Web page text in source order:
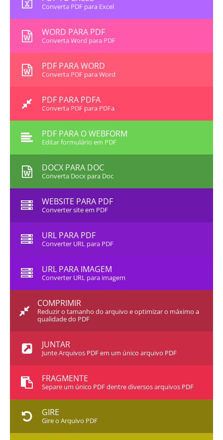
Converta PDF para Excel
WORD PARA PDF
Converta Word para PDF
PDF PARA WORD
Converta PDF para Word
PDF PARA PDFA
Converta PDF para PDFa
PDF PARA O WEBFORM
Editar formulário em PDF
DOCX PARA DOC
Converta Docx para Doc
WEBSITE PARA PDF
Converter site em PDF
URL PARA PDF
Converter URL para PDF
URL PARA IMAGEM
Converter URL para imagem
COMPRIMIR
Reduzir o tamanho do arquivo e optimizar o máximo a
qualidade do PDF
JUNTAR
Junte Arquivos PDF em um único arquivo PDF
FRAGMENTE
Separe um único PDF dentre diversos arquivos PDF
GIRE
Gire o Arquivo PDF